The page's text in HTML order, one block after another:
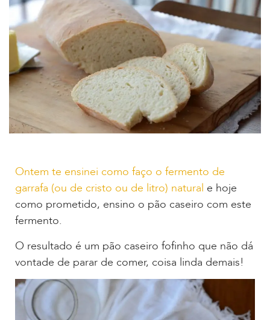
Ontem te ensinei como faço o fermento de
garrafa (ou de cristo ou de litro) natural e hoje
como prometido, ensino o pão caseiro com este
fermento.
O resultado é um pão caseiro fofinho que não dá
vontade de parar de comer, coisa linda demais!